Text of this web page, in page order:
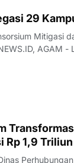
29
Mitigasi
AGAM
Wilayah X
Rp 1,9 Triliun